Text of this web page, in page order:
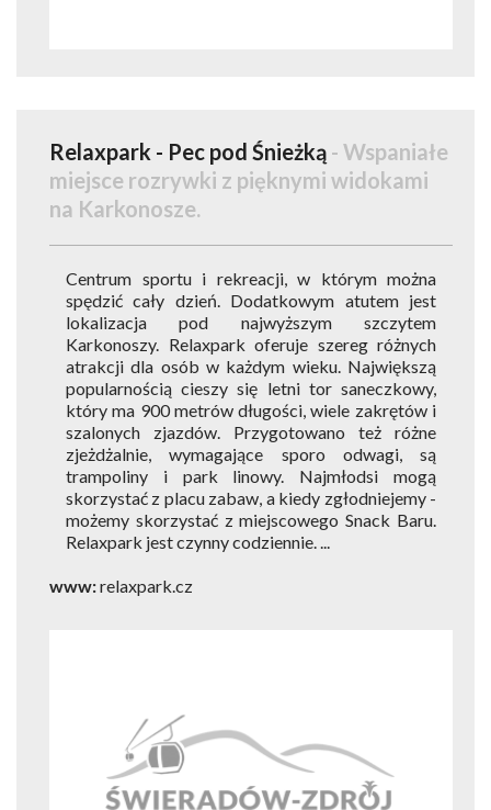
Relaxpark - Pec pod Śnieżką - Wspaniałe
miejsce rozrywki z pięknymi widokami
na Karkonosze.
Centrum sportu i rekreacji, w którym można
spędzić cały dzień. Dodatkowym atutem jest
lokalizacja pod najwyższym szczytem
Karkonoszy. Relaxpark oferuje szereg różnych
atrakcji dla osób w każdym wieku. Największą
popularnością cieszy się letni tor saneczkowy,
który ma 900 metrów długości, wiele zakrętów i
szalonych zjazdów. Przygotowano też różne
zjeżdżalnie, wymagające sporo odwagi, są
trampoliny i park linowy. Najmłodsi mogą
skorzystać z placu zabaw, a kiedy zgłodniejemy -
możemy skorzystać z miejscowego Snack Baru.
Relaxpark jest czynny codziennie. ...
www:relaxpark.cz